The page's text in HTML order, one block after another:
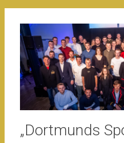
„Dortmunds